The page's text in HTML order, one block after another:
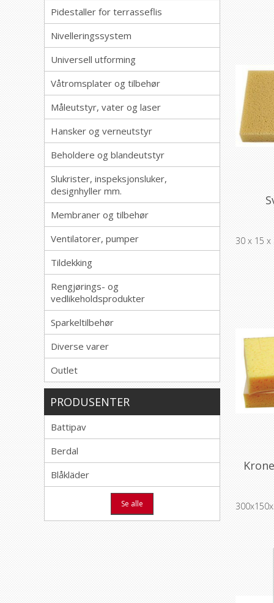
30 x 15 x
Pidestaller for terrasseflis
Nivelleringssystem
Universell utforming
Våtromsplater og tilbehør
Måleutstyr, vater og laser
Hansker og verneutstyr
Beholdere og blandeutstyr
Slukrister, inspeksjonsluker,
designhyller mm.
Membraner og tilbehør
Ventilatorer, pumper
Tildekking
Rengjørings- og
vedlikeholdsprodukter
Sparkeltilbehør
Diverse varer
Outlet
PRODUSENTER
Battipav
Berdal
Blåkläder
Se alle